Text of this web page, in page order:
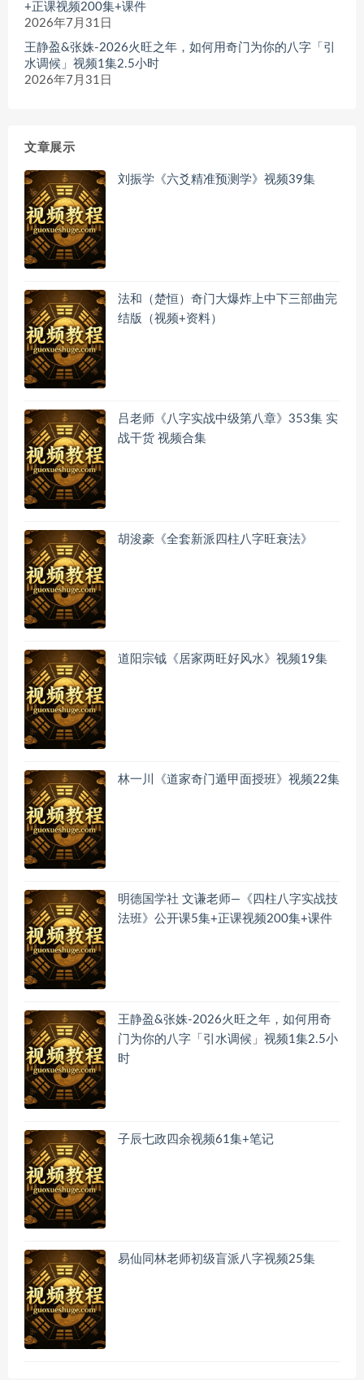
+正课视频200集+课件
2026年7月31日
王静盈&张姝-2026火旺之年，如何用奇门为你的八字「引
水调候」视频1集2.5小时
2026年7月31日
文章展示
刘振学《六爻精准预测学》视频39集
法和（楚恒）奇门大爆炸上中下三部曲完
结版（视频+资料）
吕老师《八字实战中级第八章》353集 实
战干货 视频合集
胡浚豪《全套新派四柱八字旺衰法》
道阳宗钺《居家两旺好风水》视频19集
林一川《道家奇门遁甲面授班》视频22集
明德国学社 文谦老师—《四柱八字实战技
法班》公开课5集+正课视频200集+课件
王静盈&张姝-2026火旺之年，如何用奇
门为你的八字「引水调候」视频1集2.5小
时
子辰七政四余视频61集+笔记
易仙同林老师初级盲派八字视频25集